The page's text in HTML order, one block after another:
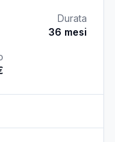
Durata
36 mesi